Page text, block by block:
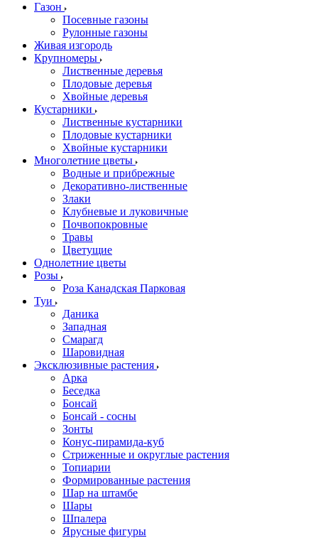
Газон
Посевные газоны
Рулонные газоны
Живая изгородь
Крупномеры
Лиственные деревья
Плодовые деревья
Хвойные деревья
Кустарники
Лиственные кустарники
Плодовые кустарники
Хвойные кустарники
Многолетние цветы
Водные и прибрежные
Декоративно-лиственные
Злаки
Клубневые и луковичные
Почвопокровные
Травы
Цветущие
Однолетние цветы
Розы
Роза Канадская Парковая
Туи
Даника
Западная
Смарагд
Шаровидная
Эксклюзивные растения
Арка
Беседка
Бонсай
Бонсай - сосны
Зонты
Конус-пирамида-куб
Стриженные и округлые растения
Топиарии
Формированные растения
Шар на штамбе
Шары
Шпалера
Ярусные фигуры